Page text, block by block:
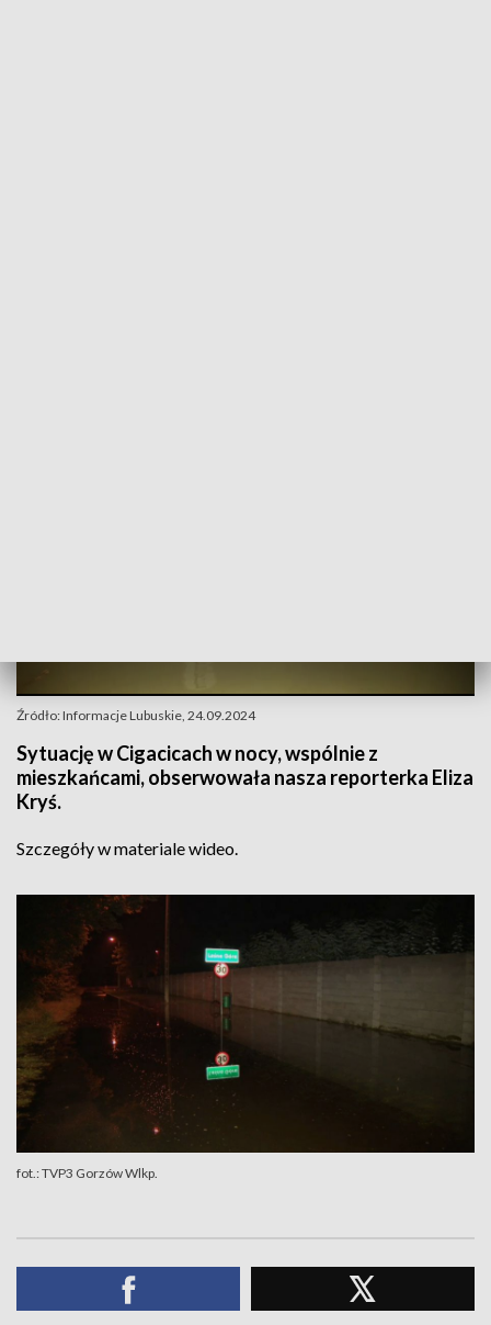
Źródło: Informacje Lubuskie, 24.09.2024
Sytuację w Cigacicach w nocy, wspólnie z
mieszkańcami, obserwowała nasza reporterka Eliza
Kryś.
Szczegóły w materiale wideo.
fot.: TVP3 Gorzów Wlkp.